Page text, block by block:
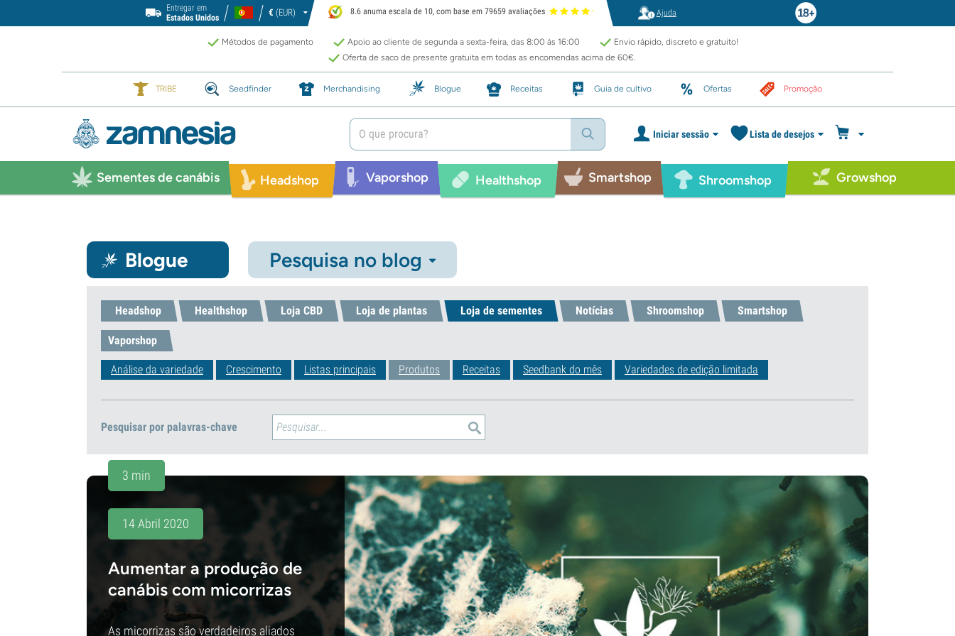
Entregar em
Estados Unidos
€ (EUR) 8.6 anuma escala de 10, com base em 79659 avaliações Ajuda
Métodos de pagamento Apoio ao cliente de segunda a sexta-feira, das 8:00 às 16:00
Envio rápido, discreto e gratuito!
Oferta de saco de presente gratuita em todas as encomendas acima de 60€.
TRIBE Seedfinder Merchandising Blogue Receitas Guia de cultivo Ofertas Promoção
Iniciar sessão Lista de desejos
Sementes de canábis Headshop Vaporshop Healthshop Smartshop Shroomshop Growshop
Blogue Pesquisa no blog
Headshop Healthshop Loja CBD Loja de plantas Loja de sementes Notícias Shroomshop Smartshop
Vaporshop
Análise da variedade Crescimento Listas principais Produtos Receitas Seedbank do mês Variedades de edição limitada
Pesquisar por palavras-chave
3 min
14 Abril 2020
Aumentar a produção de
canábis com micorrizas
As micorrizas são verdadeiros aliados